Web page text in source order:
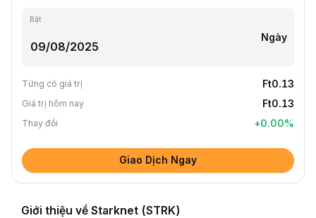
Bật
Ngày
Từng có giá trị Ft0.13
Giá trị hôm nay Ft0.13
Thay đổi +0.00%
Giao Dịch Ngay
Giới thiệu về Starknet (STRK)